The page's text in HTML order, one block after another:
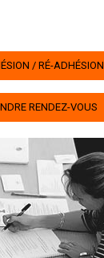
/ RÉ-ADHÉSION
RENDEZ-VOUS